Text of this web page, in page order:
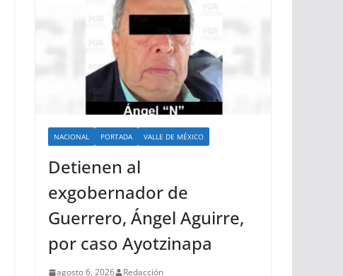
NACIONAL PORTADA VALLE DE MÉXICO
Detienen al
exgobernador de
Guerrero, Ángel Aguirre,
por caso Ayotzinapa
agosto 6, 2026 Redacción